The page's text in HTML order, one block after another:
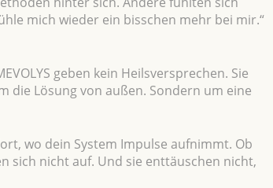
mich wieder ein bisschen mehr bei mir.“
geben kein Heilsversprechen. Sie
die Lösung von außen. Sondern um eine
wo dein System Impulse aufnimmt. Ob
sich nicht auf. Und sie enttäuschen nicht,